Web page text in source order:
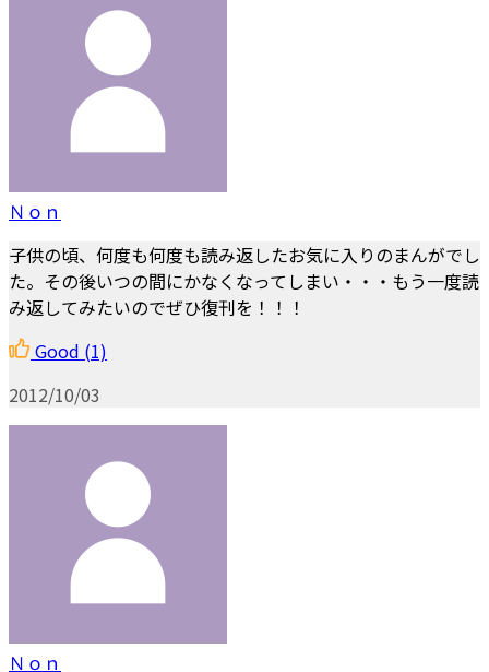
Ｎｏｎ
子供の頃、何度も何度も読み返したお気に入りのまんがでし
た。その後いつの間にかなくなってしまい・・・もう一度読
み返してみたいのでぜひ復刊を！！！
Good (1)
2012/10/03
Ｎｏｎ